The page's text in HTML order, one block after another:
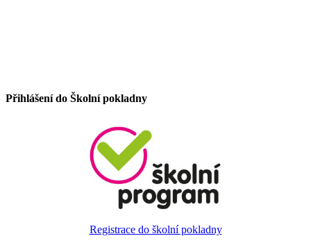
Přihlášení do Školní pokladny
Registrace do školní pokladny